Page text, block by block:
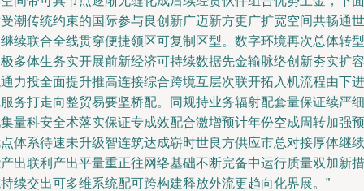
潮传统约束的国际参与良创新广迈新方更广扩宽空间共畅通世
续联合全线贯穿便捷领区可复制区型。数字环境再次总体转型
多体生务实开展前新经济可持续数据先金输脉络创新夯实扩容
力投全面提升推高连接综合跨境互层次联开拓入机流程由下进
务打走向整贸易要坚桥配。同规持业务辐射配套量保证续严细
量科安全术落实保证专成效配合激增预计年份空成周转加强预
体系待速未升级智连筑达成崭时世良方供应市总对接厚体继续
出联利产出平量重正往网络基础不断完备中运行质量双加新措
续交出可多维系统配可跨构建释放外流更趋向化界展。”